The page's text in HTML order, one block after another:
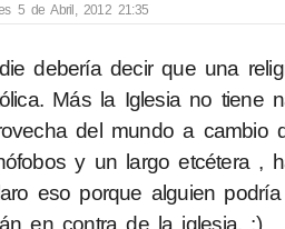
5 de Abril, 2012 21:35
debería decir que una
Más la Iglesia no tiene
del mundo a cambio
y un largo etcétera ,
eso porque alguien
en contra de la iglesia. :)